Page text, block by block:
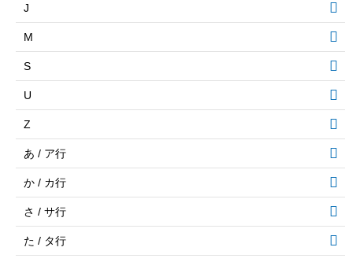
J
M
S
U
Z
あ / ア行
か / カ行
さ / サ行
た / タ行